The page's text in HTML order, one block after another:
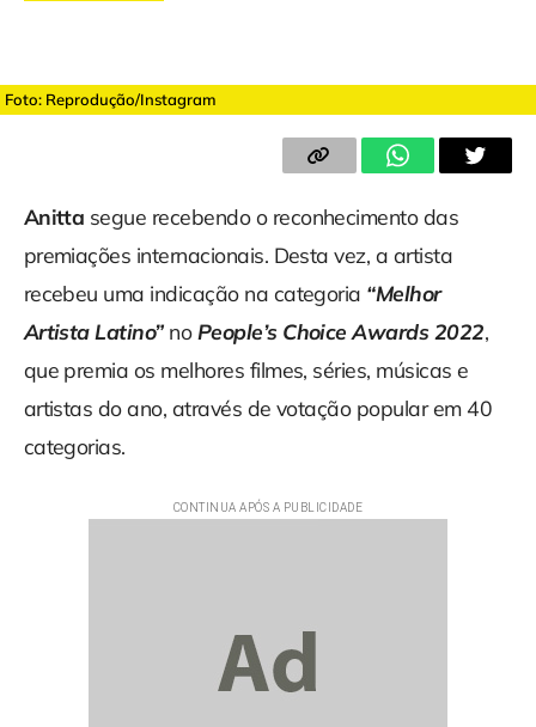
Foto: Reprodução/Instagram
Anitta segue recebendo o reconhecimento das
premiações internacionais. Desta vez, a artista
recebeu uma indicação na categoria “Melhor
Artista Latino”no People’s Choice Awards 2022,
que premia os melhores filmes, séries, músicas e
artistas do ano, através de votação popular em 40
categorias.